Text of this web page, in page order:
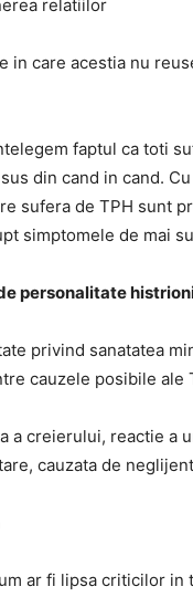
relatiilor
in care acestia nu
faptul ca toti
din cand in cand.
sufera de TPH sunt
simptomele de mai
personalitate
privind sanatatea
cauzele posibile ale
a creierului, reactie a
cauzata de
ar fi lipsa criticilor in